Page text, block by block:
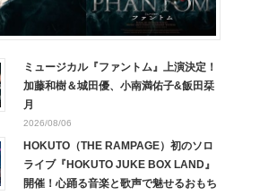
ミュージカル『ファントム』上演決定！
加藤和樹＆城田優、小南満佑子&飯田栞
月
2026/08/06
HOKUTO（THE RAMPAGE）初のソロ
ライブ『HOKUTO JUKE BOX LAND』
開催！心踊る音楽と歌声で魅せるおもち